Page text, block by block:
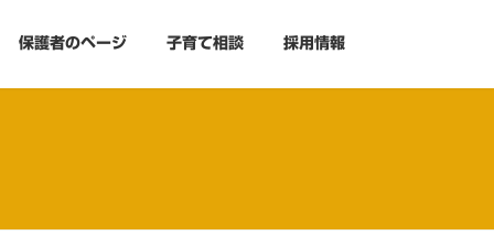
保護者のページ 子育て相談 採用情報